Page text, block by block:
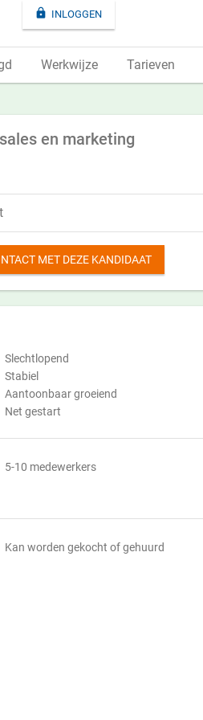
en marketing
MET DEZE KANDIDAAT
Slechtlopend
Stabiel
Aantoonbaar groeiend
Net gestart
5-10 medewerkers
Kan worden gekocht of gehuurd
 INLOGGEN
Werkwijze Tarieven